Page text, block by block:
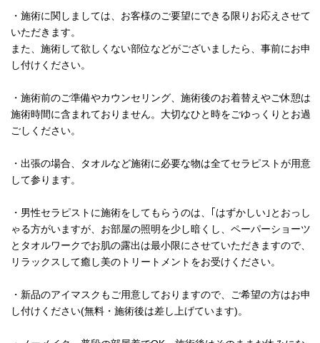
・施術に関しましては、お客様のご要望にできる限りお応えさせて
いただきます。
また、施術して欲しくない部位などがございましたら、事前にお申
し付けください。
・施術前のご準備やカウンセリング、施術後のお着替えやご休憩は
施術時間に含まれておりません。大切なひと時をごゆっくりとお過
ごしください。
・出張の場合、タオルなど施術に必要な物は全てセラピストが用意
して参ります。
・男性セラピストに施術をしてもらうのは、｢はずかしい｣とおっし
ゃる方がいますが、お部屋の照明を少し暗くし、ペーパーショーツ
とタオルワークでお肌の露出は最小限にさせていただきますので、
リラックスして癒し美のトリートメントをお受けください。
・新品のアイマスクもご用意しておりますので、ご希望の方はお申
し付けください(無料・施術後は差し上げています)。